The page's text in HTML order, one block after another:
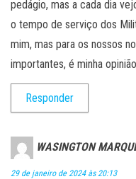
pedágio, mas a cada dia
o tempo de serviço dos
mim, mas para os nossos
importantes, é minha opinião
Responder
WASINGTON
29 de janeiro de 2024 às 20:13